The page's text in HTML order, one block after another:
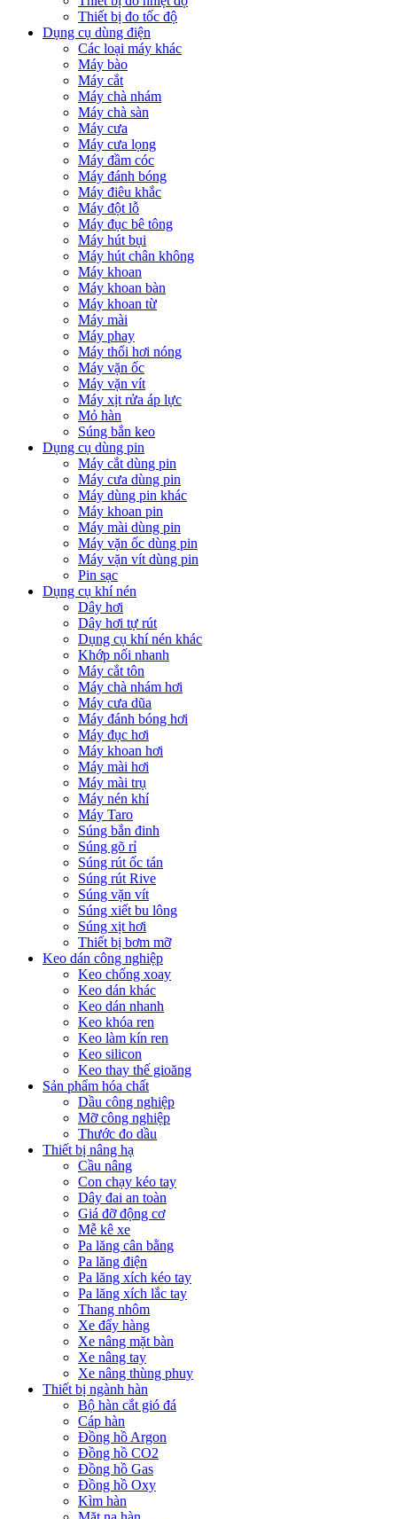
Thiết bị đo tốc độ
Dụng cụ dùng điện
Các loại máy khác
Máy bào
Máy cắt
Máy chà nhám
Máy chà sàn
Máy cưa
Máy cưa lọng
Máy đầm cóc
Máy đánh bóng
Máy điêu khắc
Máy đột lỗ
Máy đục bê tông
Máy hút bụi
Máy hút chân không
Máy khoan
Máy khoan bàn
Máy khoan từ
Máy mài
Máy phay
Máy thổi hơi nóng
Máy vặn ốc
Máy vặn vít
Máy xịt rửa áp lực
Mỏ hàn
Súng bắn keo
Dụng cụ dùng pin
Máy cắt dùng pin
Máy cưa dùng pin
Máy dùng pin khác
Máy khoan pin
Máy mài dùng pin
Máy vặn ốc dùng pin
Máy vặn vít dùng pin
Pin sạc
Dụng cụ khí nén
Dây hơi
Dây hơi tự rút
Dụng cụ khí nén khác
Khớp nối nhanh
Máy cắt tôn
Máy chà nhám hơi
Máy cưa dũa
Máy đánh bóng hơi
Máy đục hơi
Máy khoan hơi
Máy mài hơi
Máy mài trụ
Máy nén khí
Máy Taro
Súng bắn đinh
Súng gõ rỉ
Súng rút ốc tán
Súng rút Rive
Súng vặn vít
Súng xiết bu lông
Súng xịt hơi
Thiết bị bơm mỡ
Keo dán công nghiệp
Keo chống xoay
Keo dán khác
Keo dán nhanh
Keo khóa ren
Keo làm kín ren
Keo silicon
Keo thay thế gioăng
Sản phẩm hóa chất
Dầu công nghiệp
Mỡ công nghiệp
Thước đo dầu
Thiết bị nâng hạ
Cầu nâng
Con chạy kéo tay
Dây đai an toàn
Giá đỡ động cơ
Mễ kê xe
Pa lăng cân bằng
Pa lăng điện
Pa lăng xích kéo tay
Pa lăng xích lắc tay
Thang nhôm
Xe đẩy hàng
Xe nâng mặt bàn
Xe nâng tay
Xe nâng thùng phuy
Thiết bị ngành hàn
Bộ hàn cắt gió đá
Cáp hàn
Đồng hồ Argon
Đồng hồ CO2
Đồng hồ Gas
Đồng hồ Oxy
Kìm hàn